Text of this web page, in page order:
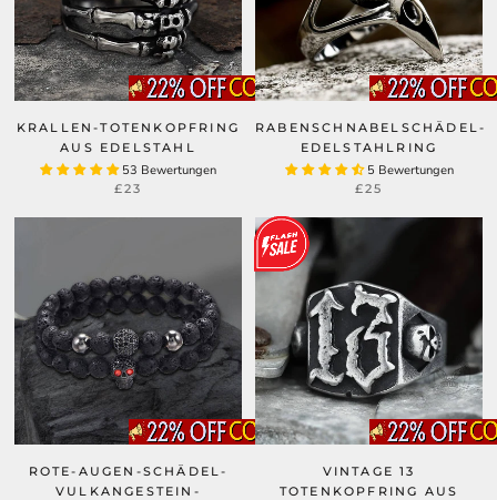
KRALLEN-TOTENKOPFRING
AUS EDELSTAHL
53 Bewertungen
£23
RABENSCHNABELSCHÄDEL-
EDELSTAHLRING
5 Bewertungen
£25
ROTE-AUGEN-SCHÄDEL-
VULKANGESTEIN-
VINTAGE 13
TOTENKOPFRING AUS